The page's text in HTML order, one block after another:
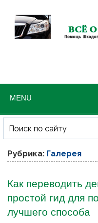
MENU
Рубрика: Галерея
Как переводить
простой гид для
лучшего способа